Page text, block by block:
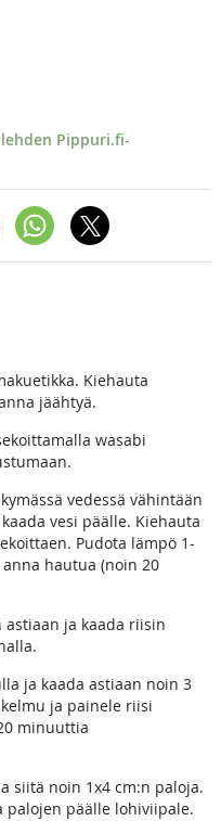
Pippuri.fi-
Kiehauta
jäähtyä.
wasabi
vedessä vähintään
vesi päälle. Kiehauta
Pudota lämpö 1-
hautua (noin 20
astiaan ja kaada riisin
ja kaada astiaan noin 3
ja painele riisi
minuuttia
siitä noin 1x4 cm:n paloja.
palojen päälle lohiviipale.